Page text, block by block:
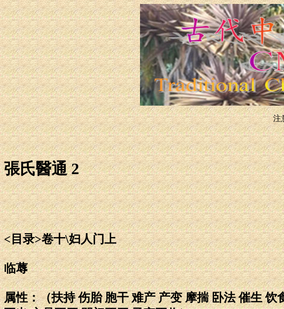
注
張氏醫通 2
<目录>卷十\妇人门上
临蓐
属性：（扶持 伤胎 胞干 难产 产变 摩揣 卧法 催生 饮